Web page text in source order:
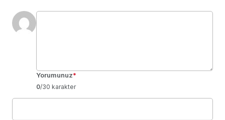
Yorumunuz*
0/30 karakter